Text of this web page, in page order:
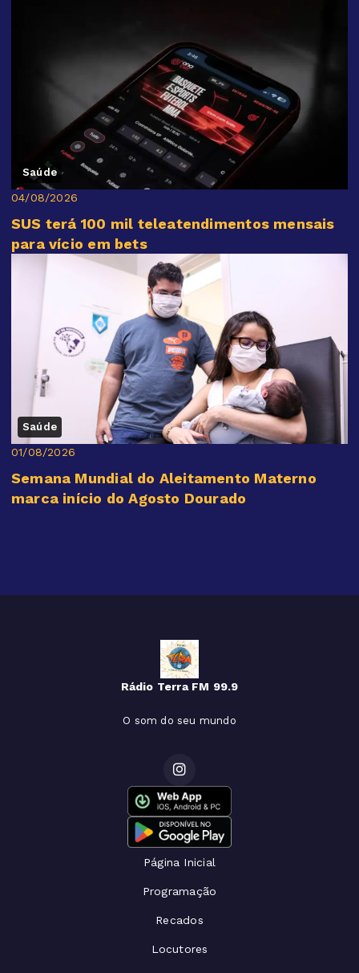
Saúde
04/08/2026
SUS terá 100 mil teleatendimentos mensais
para vício em bets
Saúde
01/08/2026
Semana Mundial do Aleitamento Materno
marca início do Agosto Dourado
Rádio Terra FM 99.9
O som do seu mundo
Página Inicial
Programação
Recados
Locutores